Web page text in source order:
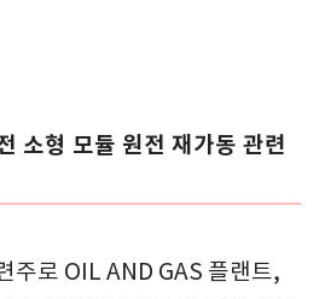
소형 모듈 원전 재가동 관련
주로 OIL AND GAS 플랜트,